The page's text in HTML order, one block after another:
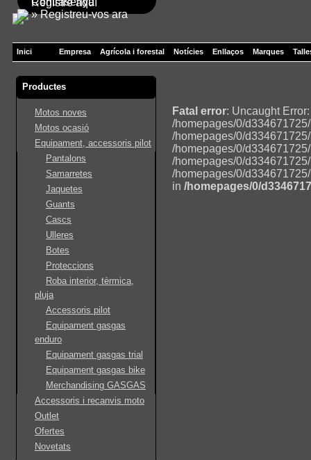
» Registreu-vos ara
Registre aquí
Inici Empresa Agrícola i forestal Notícies Enllaços Marques
Productes
Motos noves
Motos ocasió
Equipament, accessoris pilot
Pantalons
Samarretes
Jaquetes
Guants
Cascs
Ulleres
Botes
Proteccions
Roba interior, tèrmica,
pluja
Accessoris pilot
Equipament gasgas
enduro
Equipament gasgas trial
Equipament gasgas bike
Merchandising GASGAS
Accessoris i recanvis moto
Outlet
Ofertes
Novetats
Fatal error: Uncaught
/homepages/0/
/homepages/0/
/homepages/0/
/homepages/0/
/homepages/0/
in /homepages/0/